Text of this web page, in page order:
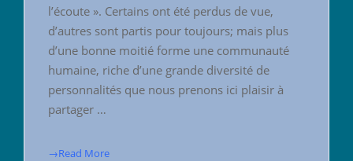
l’écoute ». Certains ont été perdus de vue,
d’autres sont partis pour toujours; mais plus
d’une bonne moitié forme une communauté
humaine, riche d’une grande diversité de
personnalités que nous prenons ici plaisir à
partager …
→Read More